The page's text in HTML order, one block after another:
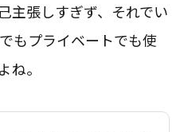
主張しすぎず、それでい
もプライベートでも使
ね。